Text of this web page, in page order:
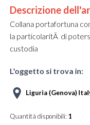
Descrizione
Collana portafortuna
la particolaritÃ di
custodia
L'oggetto si trova in:
Liguria (Genova)
Quantità disponibili: 1